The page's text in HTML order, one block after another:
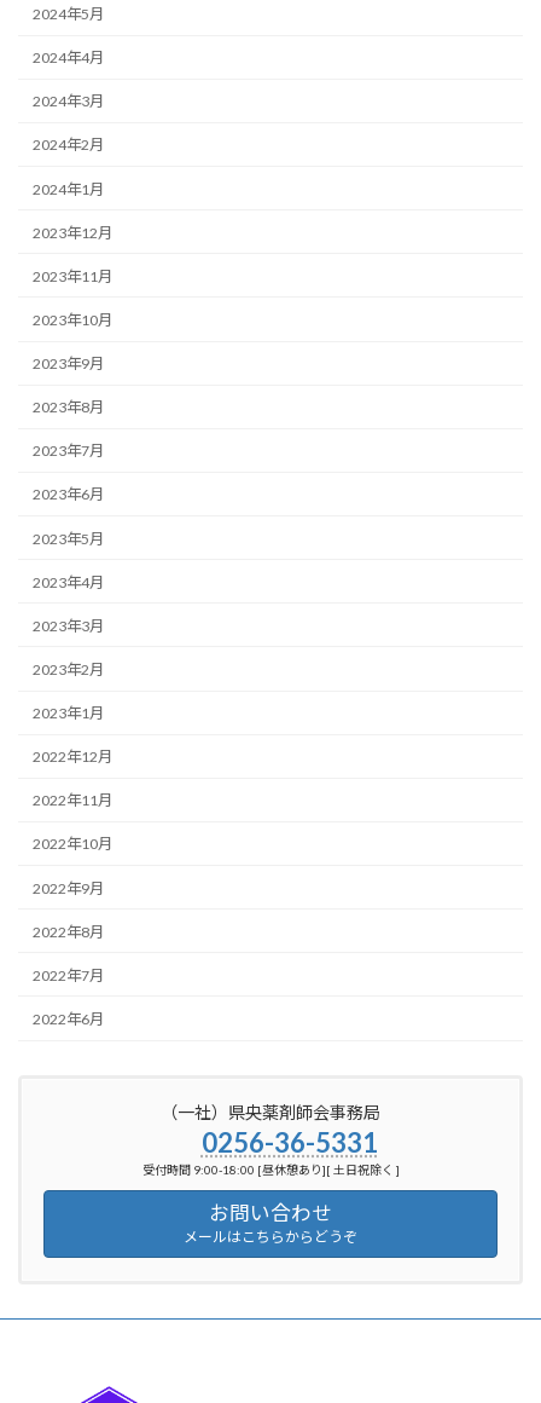
2024年5月
2024年4月
2024年3月
2024年2月
2024年1月
2023年12月
2023年11月
2023年10月
2023年9月
2023年8月
2023年7月
2023年6月
2023年5月
2023年4月
2023年3月
2023年2月
2023年1月
2022年12月
2022年11月
2022年10月
2022年9月
2022年8月
2022年7月
2022年6月
（一社）県央薬剤師会事務局
0256-36-5331
受付時間 9:00-18:00 [昼休憩あり][ 土日祝除く ]
お問い合わせ
メールはこちらからどうぞ